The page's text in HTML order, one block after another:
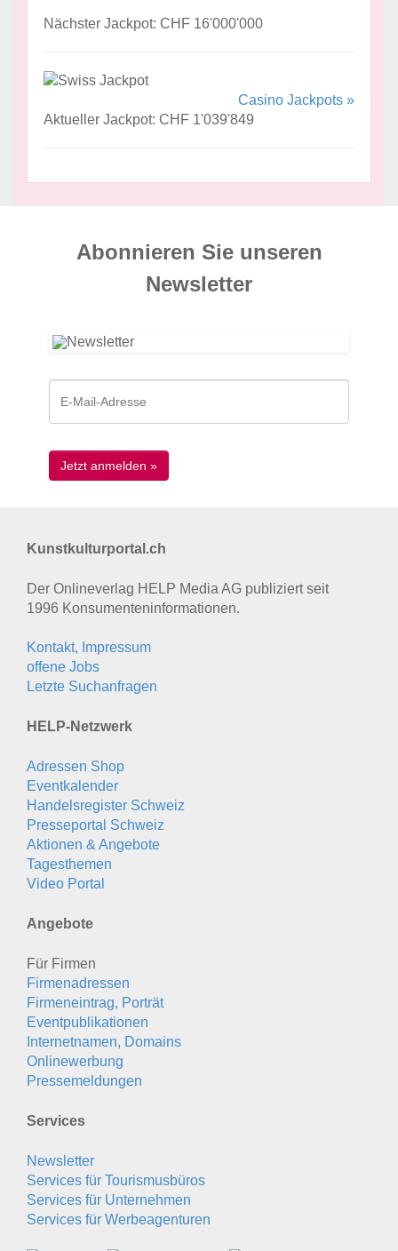
Nächster Jackpot: CHF 16'000'000
Casino Jackpots »
Aktueller Jackpot: CHF 1'039'849
Abonnieren Sie unseren
News­letter
Kunstkulturportal.ch
Der Onlineverlag HELP Media AG publiziert seit
1996 Konsumenten­informationen.
Kontakt, Impressum
offene Jobs
Letzte Suchanfragen
HELP-Netzwerk
Adressen Shop
Eventkalender
Handelsregister Schweiz
Presseportal Schweiz
Aktionen & Angebote
Tagesthemen
Video Portal
Angebote
Für Firmen
Firmenadressen
Firmeneintrag, Porträt
Eventpublikationen
Internetnamen, Domains
Onlinewerbung
Pressemeldungen
Services
Newsletter
Services für Tourismusbüros
Services für Unternehmen
Services für Werbeagenturen